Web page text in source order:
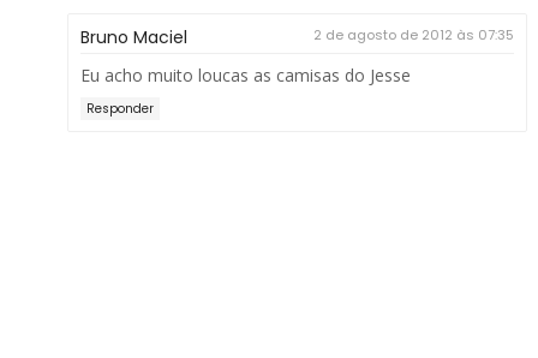
Bruno Maciel 2 de agosto de 2012 às 07:35
Eu acho muito loucas as camisas do Jesse
Responder